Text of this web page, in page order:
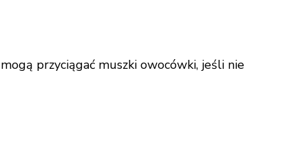
przyciągać muszki owocówki, jeśli nie